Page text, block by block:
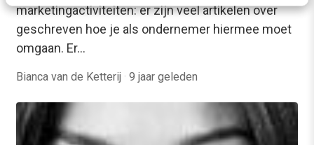
marketingactiviteiten: er zijn veel artikelen over
geschreven hoe je als ondernemer hiermee moet
omgaan. Er…
Bianca van de Ketterij · 9 jaar geleden